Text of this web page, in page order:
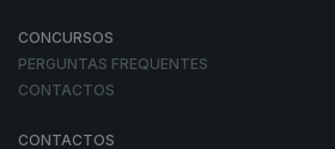
CONCURSOS
PERGUNTAS FREQUENTES
CONTACTOS
CONTACTOS